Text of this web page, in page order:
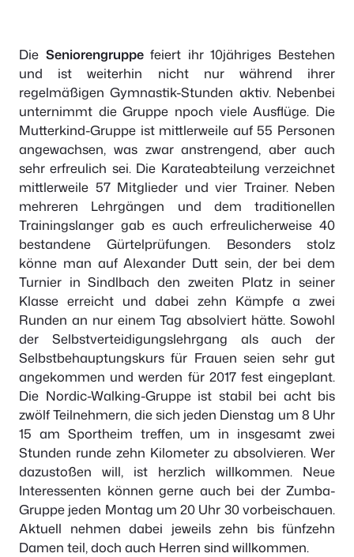
Die Seniorengruppefeiert ihr 10jähriges Bestehen
und ist weiterhin nicht nur während ihrer
regelmäßigen Gymnastik-Stunden aktiv. Nebenbei
unternimmt die Gruppe npoch viele Ausflüge. Die
Mutterkind-Gruppe ist mittlerweile auf 55 Personen
angewachsen, was zwar anstrengend, aber auch
sehr erfreulich sei. Die Karateabteilung verzeichnet
mittlerweile 57 Mitglieder und vier Trainer. Neben
mehreren Lehrgängen und dem traditionellen
Trainingslanger gab es auch erfreulicherweise 40
bestandene Gürtelprüfungen. Besonders stolz
könne man auf Alexander Dutt sein, der bei dem
Turnier in Sindlbach den zweiten Platz in seiner
Klasse erreicht und dabei zehn Kämpfe a zwei
Runden an nur einem Tag absolviert hätte. Sowohl
der Selbstverteidigungslehrgang als auch der
Selbstbehauptungskurs für Frauen seien sehr gut
angekommen und werden für 2017 fest eingeplant.
Die Nordic-Walking-Gruppe ist stabil bei acht bis
zwölf Teilnehmern, die sich jeden Dienstag um 8 Uhr
15 am Sportheim treffen, um in insgesamt zwei
Stunden runde zehn Kilometer zu absolvieren. Wer
dazustoßen will, ist herzlich willkommen. Neue
Interessenten können gerne auch bei der Zumba-
Gruppe jeden Montag um 20 Uhr 30 vorbeischauen.
Aktuell nehmen dabei jeweils zehn bis fünfzehn
Damen teil, doch auch Herren sind willkommen.